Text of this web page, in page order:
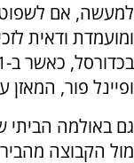
למעשה, אם לשפוט
ומועמדת ודאית
ופיינל פור, המאזן עומד על 28:3
גם באולמה הביתי